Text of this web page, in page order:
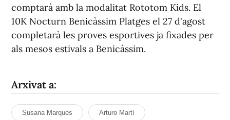
comptarà amb la modalitat Rototom Kids. El
10K Nocturn Benicàssim Platges el 27 d'agost
completarà les proves esportives ja fixades per
als mesos estivals a Benicàssim.
Arxivat a:
Susana Marqués Arturo Martí